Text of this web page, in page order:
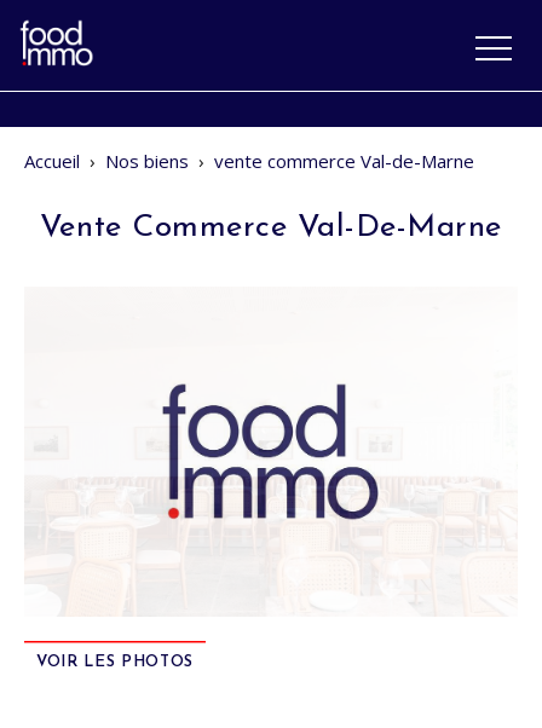
Accueil › Nos biens › vente commerce Val-de-Marne
Vente Commerce Val-De-Marne
VOIR LES PHOTOS